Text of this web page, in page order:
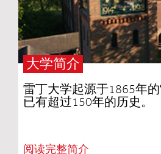
大学简介
雷丁大学起源于1865年
已有超过150年的历史。
阅读完整简介